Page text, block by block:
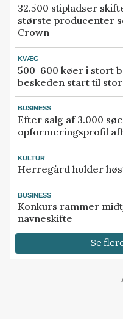
32.500 stipladser
største producenter
Crown
KVÆG
500-600 køer i stort
beskeden start til
BUSINESS
Efter salg af 3.000
opformeringsprofil
KULTUR
Herregård holder
BUSINESS
Konkurs rammer
navneskifte
Se